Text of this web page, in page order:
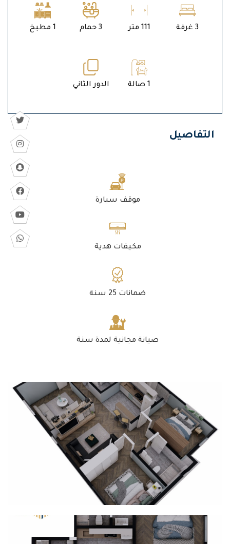
3 غرفة 111 متر 3 حمام 1 مطبخ
1 صالة الدور الثاني
التفاصيل
موقف سيارة
مكيفات هدية
ضمانات 25 سنة
صيانة مجانية لمدة سنة